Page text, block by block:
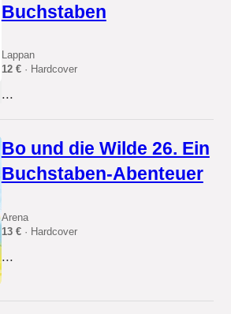
Buchstaben
Lappan
12 €· Hardcover
...
Bo und die Wilde 26. Ein
Buchstaben-Abenteuer
Arena
13 €· Hardcover
...